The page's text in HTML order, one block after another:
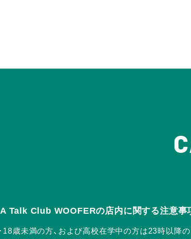
A Talk Club WOOFERの店内に関する注意事
18歳未満の方、および高校在学中の方は23時以降の